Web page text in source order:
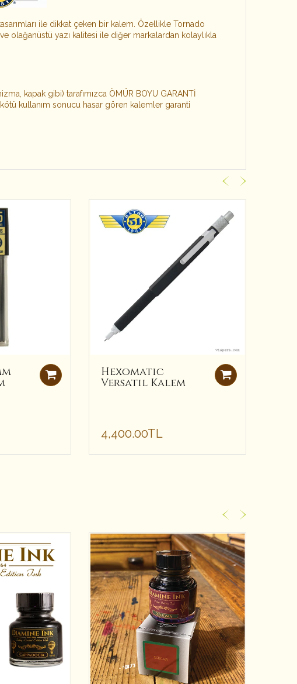
ile dikkat çeken bir kalem. Özellikle Tornado
olağanüstü yazı kalitesi ile diğer markalardan kolaylıkla
kapak gibi) tarafımızca ÖMÜR BOYU GARANTİ
kullanım sonucu hasar gören kalemler garanti
Hexomatic
Versatil Kalem
4,400.00TL